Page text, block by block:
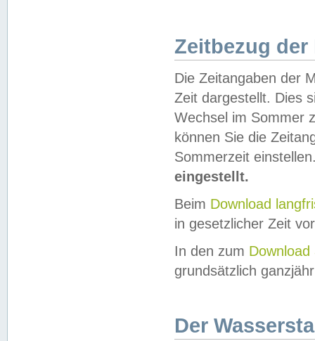
Zeitbezug der
Die Zeitangaben der
Zeit dargestellt. Dies
Wechsel im Sommer
können Sie die
Sommerzeit
eingestellt.
Beim Download
in gesetzlicher Zeit
In den zum Download
grundsätzlich
Der